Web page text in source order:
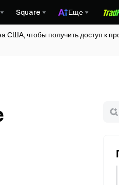
Square Еще
США, чтобы получить доступ к